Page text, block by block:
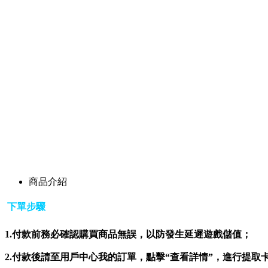
商品介紹
下單步驟
1.付款前務必確認購買商品無誤，以防發生延遲遊戲儲值；
2.付款後請至用戶中心我的訂單，點擊“查看詳情”，進行提取